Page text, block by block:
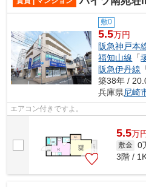
敷0
5.5万円
阪急神戸本
福知山線 「
阪急伊丹線
築38年 /
兵庫県尼崎
エアコン付きですよ。
5.5万
敷金 0
3階 /